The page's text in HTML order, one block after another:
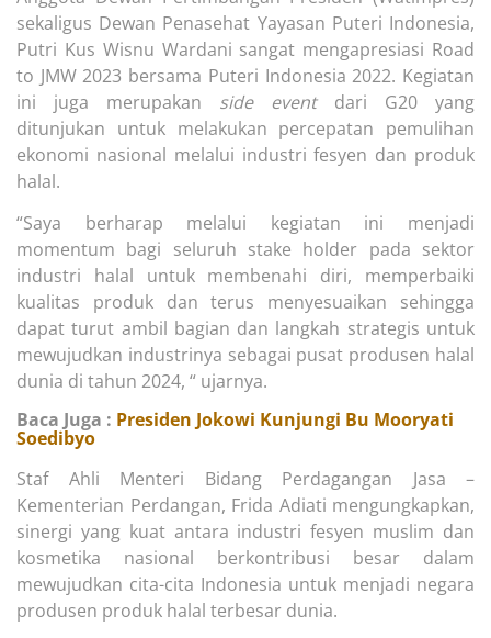
sekaligus Dewan Penasehat Yayasan Puteri Indonesia,
Putri Kus Wisnu Wardani sangat mengapresiasi Road
to JMW 2023 bersama Puteri Indonesia 2022. Kegiatan
ini juga merupakan side eventdari G20 yang
ditunjukan untuk melakukan percepatan pemulihan
ekonomi nasional melalui industri fesyen dan produk
halal.
“Saya berharap melalui kegiatan ini menjadi
momentum bagi seluruh stake holder pada sektor
industri halal untuk membenahi diri, memperbaiki
kualitas produk dan terus menyesuaikan sehingga
dapat turut ambil bagian dan langkah strategis untuk
mewujudkan industrinya sebagai pusat produsen halal
dunia di tahun 2024, “ ujarnya.
Baca Juga : Presiden Jokowi Kunjungi Bu Mooryati
Soedibyo
Staf Ahli Menteri Bidang Perdagangan Jasa –
Kementerian Perdangan, Frida Adiati mengungkapkan,
sinergi yang kuat antara industri fesyen muslim dan
kosmetika nasional berkontribusi besar dalam
mewujudkan cita-cita Indonesia untuk menjadi negara
produsen produk halal terbesar dunia.